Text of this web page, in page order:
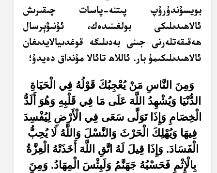
بويسۇندۇرۇپ پىتنە-پاسات چىقىرىش
ئالاھىدىلىكى بولغىنىدەك، ئۇنىۋېرسال
ھەقىقەتلەرنى جىنى بەدىلىگە قوغدىيالايدىغان
ئالاھىدىلىكىمۇ بار. ئاللاھ تائالا مۇنداق دەيدۇ؛
وَمِنَ النَّاسِ مَنْ يُعْجِبُكَ قَوْلُهُ فِي الْحَيَاةِ
الدُّنْيَا وَيُشْهِدُ اللَّهَ عَلَى مَا فِي قَلْبِهِ وَهُوَ أَلَدُّ
الْخِصَامِ وَإِذَا تَوَلَّى سَعَى فِي الْأَرْضِ لِيُفْسِدَ
فِيهَا وَيُهْلِكَ الْحَرْثَ وَالنَّسْلَ وَاللَّهُ لَا يُحِبُّ
الْفَسَادَ. وَإِذَا قِيلَ لَهُ اتَّقِ اللَّهَ أَخَذَتْهُ الْعِزَّةُ
بِالْإِثْمِ فَحَسْبُهُ جَهَنَّمُ وَلَبِئْسَ الْمِهَادُ. وَمِنَ